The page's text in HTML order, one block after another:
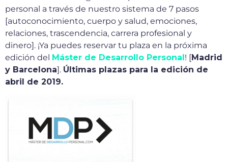
personal a través de nuestro sistema de 7 pasos
[autoconocimiento, cuerpo y salud, emociones,
relaciones, trascendencia, carrera profesional y
dinero]. ¡Ya puedes reservar tu plaza en la próxima
edición del
Máster de Desarrollo Personal ! [Madrid
y Barcelona]. Últimas plazas para la edición de
abril de 2019.